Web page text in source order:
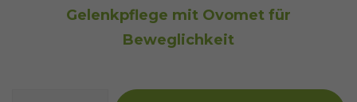
Gelenkpflege mit Ovomet für
Beweglichkeit